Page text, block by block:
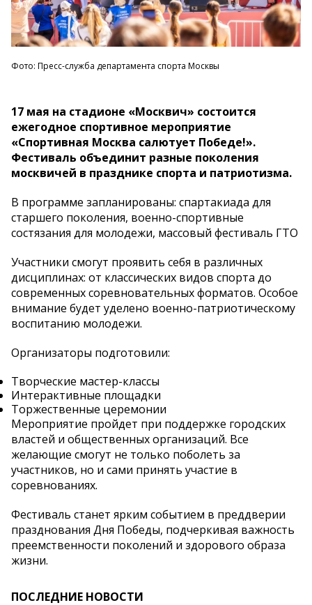
Фото: Пресс-служба департамента спорта Москвы
17 мая на стадионе «Москвич» состоится
ежегодное спортивное мероприятие
«Спортивная Москва салютует Победе!».
Фестиваль объединит разные поколения
москвичей в празднике спорта и патриотизма.
В программе запланированы: спартакиада для
старшего поколения, военно-спортивные
состязания для молодежи, массовый фестиваль ГТО
Участники смогут проявить себя в различных
дисциплинах: от классических видов спорта до
современных соревновательных форматов. Особое
внимание будет уделено военно-патриотическому
воспитанию молодежи.
Организаторы подготовили:
Творческие мастер-классы
Интерактивные площадки
Торжественные церемонии
Мероприятие пройдет при поддержке городских
властей и общественных организаций. Все
желающие смогут не только поболеть за
участников, но и сами принять участие в
соревнованиях.
Фестиваль станет ярким событием в преддверии
празднования Дня Победы, подчеркивая важность
преемственности поколений и здорового образа
жизни.
ПОСЛЕДНИЕ НОВОСТИ